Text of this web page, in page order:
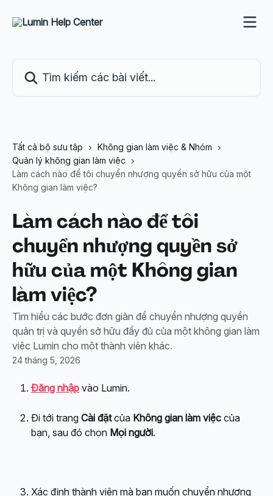
Tất cả bộ sưu tập
Không gian làm việc & Nhóm
Quản lý không gian làm việc
Làm cách nào để tôi chuyển nhượng quyền sở hữu của một
Không gian làm việc?
Làm cách nào để tôi
chuyển nhượng quyền sở
hữu của một Không gian
làm việc?
Tìm hiểu các bước đơn giản để chuyển nhượng quyền
quản trị và quyền sở hữu đầy đủ của một không gian làm
việc Lumin cho một thành viên khác.
24 tháng 5, 2026
Đăng nhập vào Lumin.
Đi tới trang Cài đặt của Không gian làm việc của
bạn, sau đó chọn Mọi người.
Xác định thành viên mà bạn muốn chuyển nhượng